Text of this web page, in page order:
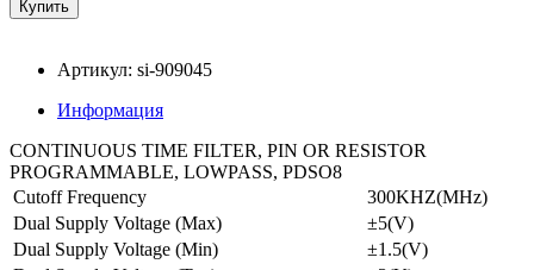
Артикул: si-909045
Информация
CONTINUOUS TIME FILTER, PIN OR RESISTOR
PROGRAMMABLE, LOWPASS, PDSO8
Cutoff Frequency
300KHZ(MHz)
Dual Supply Voltage (Max)
±5(V)
Dual Supply Voltage (Min)
±1.5(V)